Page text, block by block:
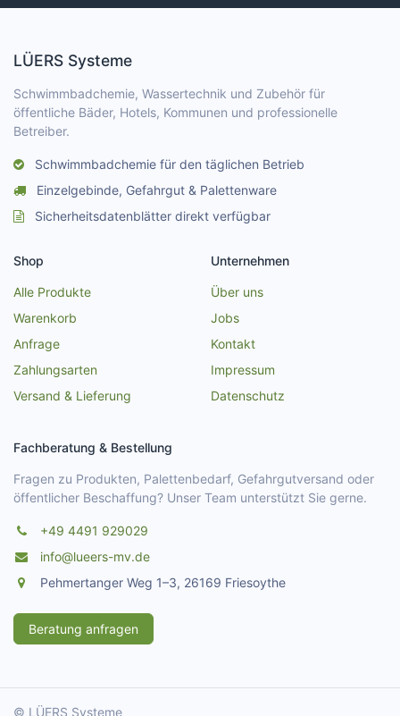
LÜERS Systeme
Schwimmbadchemie, Wassertechnik und Zubehör für
öffentliche Bäder, Hotels, Kommunen und professionelle
Betreiber.
Schwimmbadchemie für den täglichen Betrieb
Einzelgebinde, Gefahrgut & Palettenware
Sicherheitsdatenblätter direkt verfügbar
Shop
Alle Produkte
Warenkorb
Anfrage
Zahlungsarten
Versand & Lieferung
Unternehmen
Über uns
Jobs
Kontakt
Impressum
Datenschutz
Fachberatung & Bestellung
Fragen zu Produkten, Palettenbedarf, Gefahrgutversand oder
öffentlicher Beschaffung? Unser Team unterstützt Sie gerne.
+49 4491 929029
info@lueers-mv.de
Pehmertanger Weg 1–3, 26169 Friesoythe
Beratung anfragen
© LÜERS Systeme